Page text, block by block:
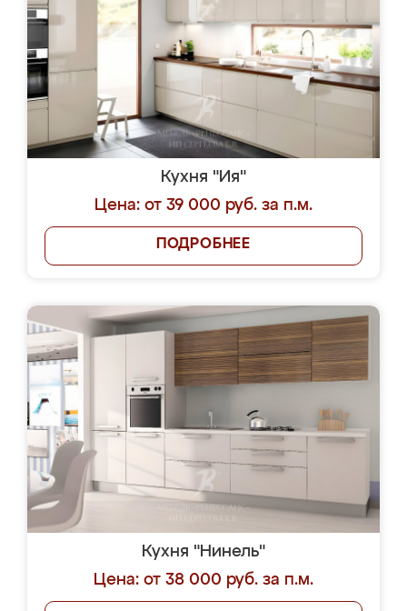
Кухня "Ия"
Цена: от 39 000 руб. за п.м.
ПОДРОБНЕЕ
Кухня "Нинель"
Цена: от 38 000 руб. за п.м.